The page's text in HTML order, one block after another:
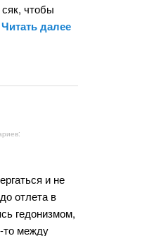
чтобы
Читать далее
и не
отлета в
гедонизмом,
то между